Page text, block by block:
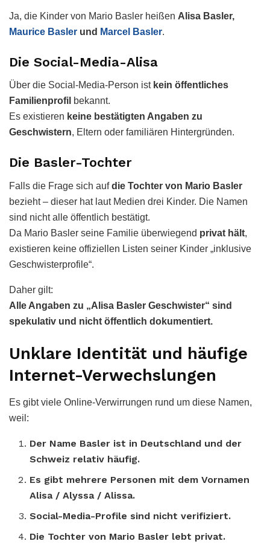
Ja, die Kinder von Mario Basler heißen Alisa Basler,
Maurice Basler und Marcel Basler.
Die Social-Media-Alisa
Über die Social-Media-Person ist kein öffentliches
Familienprofil bekannt.
Es existieren keine bestätigten Angaben zu
Geschwistern, Eltern oder familiären Hintergründen.
Die Basler-Tochter
Falls die Frage sich aufdie Tochter von Mario Basler
bezieht – dieser hat laut Medien drei Kinder. Die Namen
sind nicht alle öffentlich bestätigt.
Da Mario Basler seine Familie überwiegend privat hält,
existieren keine offiziellen Listen seiner Kinder „inklusive
Geschwisterprofile“.
Daher gilt:
Alle Angaben zu „Alisa Basler Geschwister“ sind
spekulativ und nicht öffentlich dokumentiert.
Unklare Identität und häufige
Internet-Verwechslungen
Es gibt viele Online-Verwirrungen rund um diese Namen,
weil:
Der Name Basler ist in Deutschland und der
Schweiz relativ häufig.
Es gibt mehrere Personen mit dem Vornamen
Alisa / Alyssa / Alissa.
Social-Media-Profile sind nicht verifiziert.
Die Tochter von Mario Basler lebt privat.